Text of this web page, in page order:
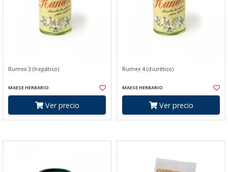
Rumex 3 (hepático)
MAESE HERBARIO
Ver precio
Rumex 4 (diurético)
MAESE HERBARIO
Ver precio